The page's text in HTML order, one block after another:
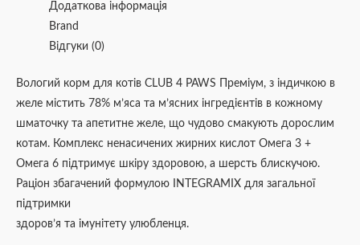
Додаткова інформація
Brand
Відгуки (0)
Вологий корм для котів CLUB 4 PAWS Преміум, з індичкою в
желе містить 78% м’яса та м’ясних інгредієнтів в кожному
шматочку та апетитне желе, що чудово смакують дорослим
котам. Комплекс ненасичених жирних кислот Омега 3 +
Омега 6 підтримує шкіру здоровою, а шерсть блискучою.
Раціон збагачений формулою ІNTEGRAMIX для загальної
підтримки
здоров’я та імунітету улюбленця.